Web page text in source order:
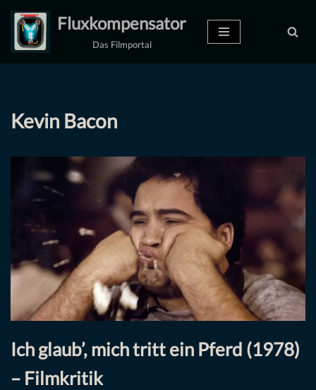
Zum
Inhalt
Fluxkompensator
Das Filmportal
Kevin Bacon
Ich glaub’, mich tritt ein Pferd (1978)
– Filmkritik